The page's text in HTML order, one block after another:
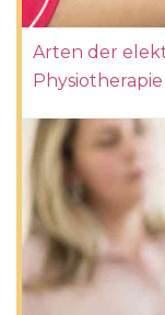
Arten der
Physiotherapie